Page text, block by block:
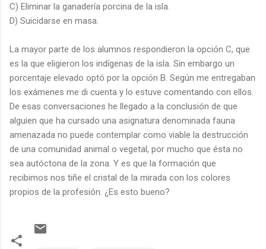
C) Eliminar la ganadería porcina de la isla.
D) Suicidarse en masa.
La mayor parte de los alumnos respondieron la opción C, que
es la que eligieron los indígenas de la isla. Sin embargo un
porcentaje elevado optó por la opción B. Según me entregaban
los exámenes me di cuenta y lo estuve comentando con ellos.
De esas conversaciones he llegado a la conclusión de que
alguien que ha cursado una asignatura denominada fauna
amenazada no puede contemplar como viable la destrucción
de una comunidad animal o vegetal, por mucho que ésta no
sea autóctona de la zona. Y es que la formación que
recibimos nos tiñe el cristal de la mirada con los colores
propios de la profesión. ¿Es esto bueno?